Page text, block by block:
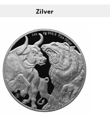
Zilver